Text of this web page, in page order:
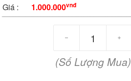
Giá :
1.000.000vnđ
(Số Lượng Mua)